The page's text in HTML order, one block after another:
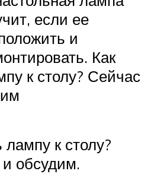
если ее
и
Как
к столу? Сейчас
лампу к столу?
обсудим.